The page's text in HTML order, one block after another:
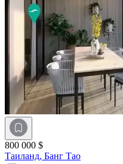
800 000 $
Таиланд, Банг Тао